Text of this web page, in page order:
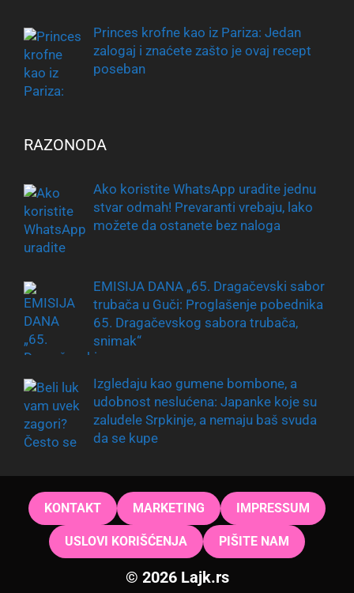
Princes krofne kao iz Pariza: Jedan
zalogaj i znaćete zašto je ovaj recept
poseban
RAZONODA
Ako koristite WhatsApp uradite jednu
stvar odmah! Prevaranti vrebaju, lako
možete da ostanete bez naloga
EMISIJA DANA „65. Dragačevski sabor
trubača u Guči: Proglašenje pobednika
65. Dragačevskog sabora trubača,
snimak“
Izgledaju kao gumene bombone, a
udobnost neslućena: Japanke koje su
zaludele Srpkinje, a nemaju baš svuda
da se kupe
KONTAKT MARKETING IMPRESSUM
USLOVI KORIŠĆENJA PIŠITE NAM
© 2026 Lajk.rs